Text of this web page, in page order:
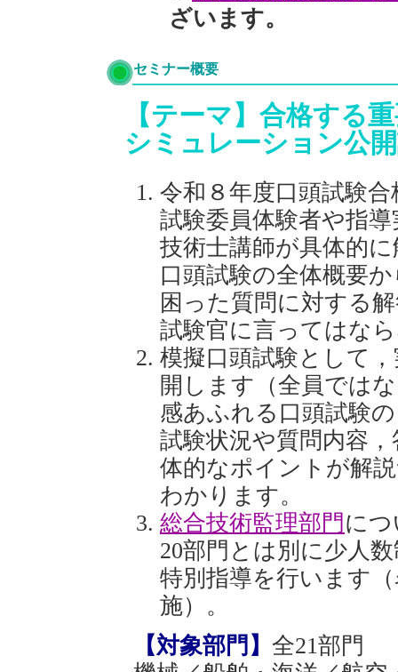
ざいます。
セミナー概要
【テーマ】合格する
シミュレーション公
令和８年度口頭試験
試験委員体験者や指
技術士講師が具体的
口頭試験の全体概要
困った質問に対する
試験官に言ってはな
模擬口頭試験として
開します（全員では
感あふれる口頭試験
試験状況や質問内容
体的なポイントが解
わかります。
総合技術監理部門 に
20部門とは別に少人
特別指導を行います
施）。
【対象部門】 全21部門